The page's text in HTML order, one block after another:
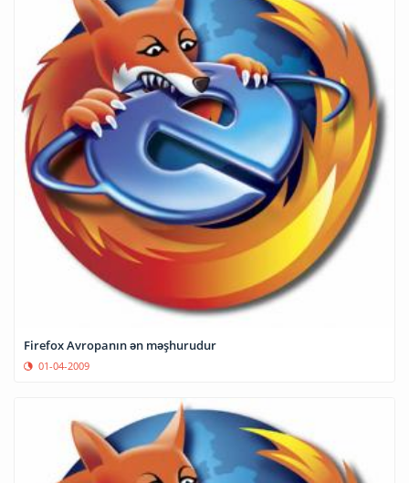
Firefox Avropanın ən məşhurudur
01-04-2009